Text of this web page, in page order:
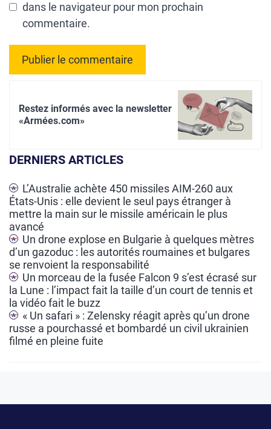
dans le navigateur pour mon prochain
commentaire.
r
a
t
i
v
e
:
Restez informés avec la newsletter
«Armées.com»
DERNIERS ARTICLES
L’Australie achète 450 missiles AIM-260 aux
États-Unis : elle devient le seul pays étranger à
mettre la main sur le missile américain le plus
avancé
Un drone explose en Bulgarie à quelques mètres
d’un gazoduc : les autorités roumaines et bulgares
se renvoient la responsabilité
Un morceau de la fusée Falcon 9 s’est écrasé sur
la Lune : l’impact fait la taille d’un court de tennis et
la vidéo fait le buzz
« Un safari » : Zelensky réagit après qu’un drone
russe a pourchassé et bombardé un civil ukrainien
filmé en pleine fuite